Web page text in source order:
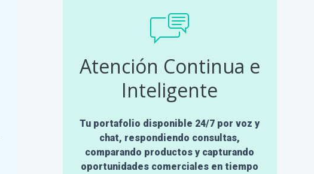
Atención Continua e
Inteligente
Tu portafolio disponible 24/7 por voz y
chat, respondiendo consultas,
comparando productos y capturando
oportunidades comerciales en tiempo